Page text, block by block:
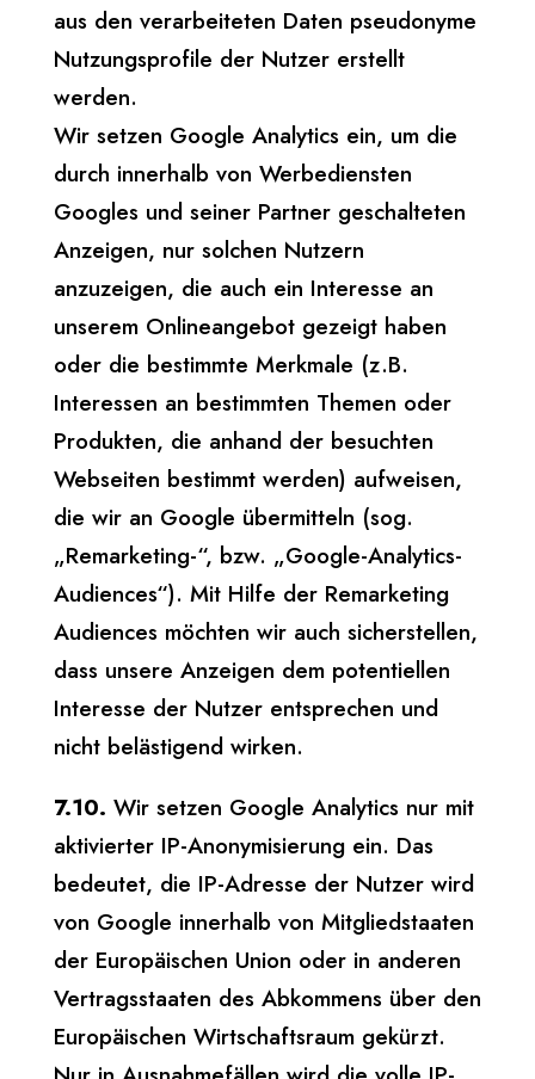
aus den verarbeiteten Daten pseudonyme
Nutzungsprofile der Nutzer erstellt
werden.
Wir setzen Google Analytics ein, um die
durch innerhalb von Werbediensten
Googles und seiner Partner geschalteten
Anzeigen, nur solchen Nutzern
anzuzeigen, die auch ein Interesse an
unserem Onlineangebot gezeigt haben
oder die bestimmte Merkmale (z.B.
Interessen an bestimmten Themen oder
Produkten, die anhand der besuchten
Webseiten bestimmt werden) aufweisen,
die wir an Google übermitteln (sog.
„Remarketing-“, bzw. „Google-Analytics-
Audiences“). Mit Hilfe der Remarketing
Audiences möchten wir auch sicherstellen,
dass unsere Anzeigen dem potentiellen
Interesse der Nutzer entsprechen und
nicht belästigend wirken.
7.10. Wir setzen Google Analytics nur mit
aktivierter IP-Anonymisierung ein. Das
bedeutet, die IP-Adresse der Nutzer wird
von Google innerhalb von Mitgliedstaaten
der Europäischen Union oder in anderen
Vertragsstaaten des Abkommens über den
Europäischen Wirtschaftsraum gekürzt.